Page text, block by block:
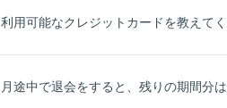
利用可能なクレジットカードを教えてく
月途中で退会をすると、残りの期間分